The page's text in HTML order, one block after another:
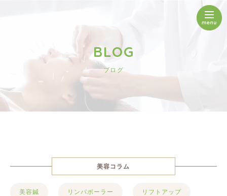
BLOG
ブログ
美容コラム
美容鍼 リンパボーラー リフトアップ